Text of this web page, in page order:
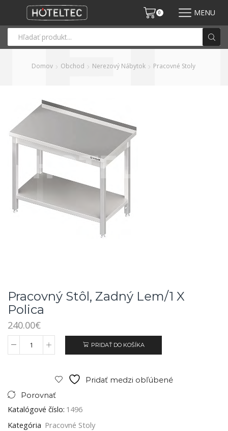
0 MENU
Domov Obchod Nerezový Nábytok Pracovné Stoly
Pracovný Stôl, Zadný Lem/1 X
Polica
240.00€
PRIDAŤ DO KOŠÍKA
Pridať medzi obľúbené
Porovnať
Katalógové číslo: 1496
Kategória Pracovné Stoly